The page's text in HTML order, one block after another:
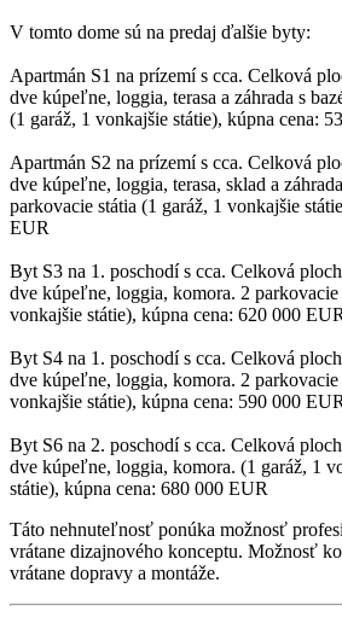
V tomto dome sú na predaj ďalšie byty:
Apartmán S1 na prízemí s cca. Celková
dve kúpeľne, loggia, terasa a záhrada s
(1 garáž, 1 vonkajšie státie), kúpna cena:
Apartmán S2 na prízemí s cca. Celková
dve kúpeľne, loggia, terasa, sklad a
parkovacie státia (1 garáž, 1 vonkajšie
EUR
Byt S3 na 1. poschodí s cca. Celková
dve kúpeľne, loggia, komora. 2 parkovacie
vonkajšie státie), kúpna cena: 620 000 EUR
Byt S4 na 1. poschodí s cca. Celková
dve kúpeľne, loggia, komora. 2 parkovacie
vonkajšie státie), kúpna cena: 590 000 EUR
Byt S6 na 2. poschodí s cca. Celková
dve kúpeľne, loggia, komora. (1 garáž, 1
státie), kúpna cena: 680 000 EUR
Táto nehnuteľnosť ponúka možnosť
vrátane dizajnového konceptu. Možnosť
vrátane dopravy a montáže.